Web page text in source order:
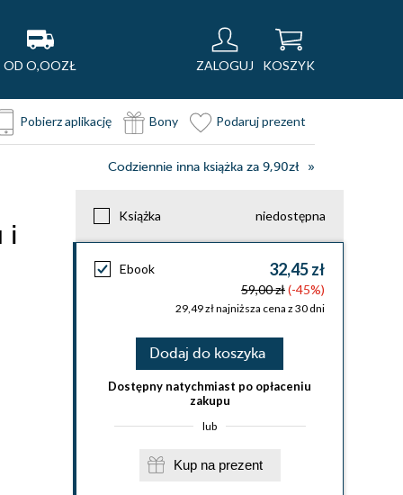
OD O,OOZŁ ZALOGUJ KOSZYK
Pobierz aplikację Bony Podaruj prezent
Codziennie inna książka za 9,90zł
i
Książka niedostępna
Ebook 32,45 zł
59,00 zł(-45%)
29,49 zł najniższa cena z 30 dni
Dodaj do koszyka
Dostępny natychmiast po opłaceniu
zakupu
lub
Kup na prezent